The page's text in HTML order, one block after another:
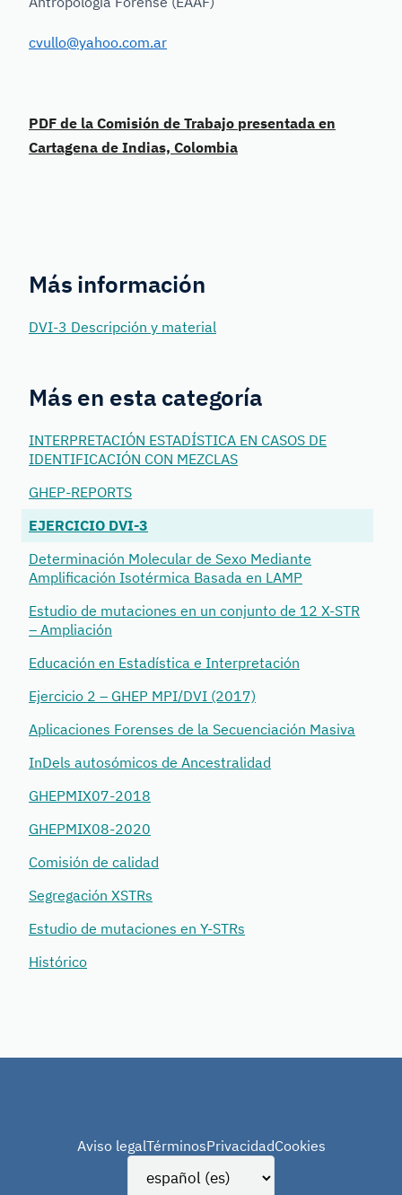
cvullo@yahoo.com.ar
PDF de la Comisión de Trabajo presentada en
Cartagena de Indias, Colombia
Más información
DVI-3 Descripción y material
Más en esta categoría
INTERPRETACIÓN ESTADÍSTICA EN CASOS DE
IDENTIFICACIÓN CON MEZCLAS
GHEP-REPORTS
EJERCICIO DVI-3
Determinación Molecular de Sexo Mediante
Amplificación Isotérmica Basada en LAMP
Estudio de mutaciones en un conjunto de 12 X-STR
– Ampliación
Educación en Estadística e Interpretación
Ejercicio 2 – GHEP MPI/DVI (2017)
Aplicaciones Forenses de la Secuenciación Masiva
InDels autosómicos de Ancestralidad
GHEPMIX07-2018
GHEPMIX08-2020
Comisión de calidad
Segregación XSTRs
Estudio de mutaciones en Y-STRs
Histórico
Aviso legalTérminosPrivacidadCookies